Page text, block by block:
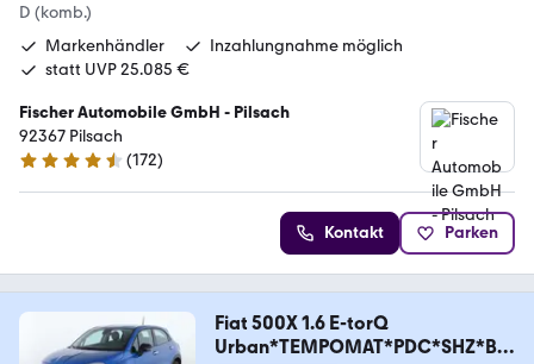
D (komb.)
Markenhändler
Inzahlungnahme möglich
statt UVP 25.085 €
Fischer Automobile GmbH - Pilsach
92367 Pilsach
4.7 Sterne
(172)
Kontakt Parken
Fiat 500X 1.6 E-torQ
Urban*TEMPOMAT*PDC*SHZ*BL